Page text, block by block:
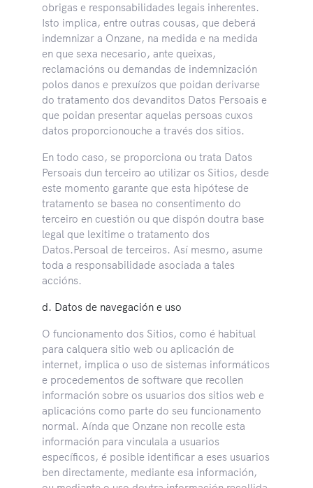
obrigas e responsabilidades legais inherentes.
Isto implica, entre outras cousas, que deberá
indemnizar a Onzane, na medida e na medida
en que sexa necesario, ante queixas,
reclamacións ou demandas de indemnización
polos danos e prexuízos que poidan derivarse
do tratamento dos devanditos Datos Persoais e
que poidan presentar aquelas persoas cuxos
datos proporcionouche a través dos sitios.
En todo caso, se proporciona ou trata Datos
Persoais dun terceiro ao utilizar os Sitios, desde
este momento garante que esta hipótese de
tratamento se basea no consentimento do
terceiro en cuestión ou que dispón doutra base
legal que lexitime o tratamento dos
Datos.Persoal de terceiros. Así mesmo, asume
toda a responsabilidade asociada a tales
accións.
d. Datos de navegación e uso
O funcionamento dos Sitios, como é habitual
para calquera sitio web ou aplicación de
internet, implica o uso de sistemas informáticos
e procedementos de software que recollen
información sobre os usuarios dos sitios web e
aplicacións como parte do seu funcionamento
normal. Aínda que Onzane non recolle esta
información para vinculala a usuarios
específicos, é posible identificar a eses usuarios
ben directamente, mediante esa información,